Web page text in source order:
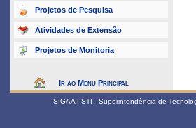
Projetos de Pesquisa
Atividades de Extensão
Projetos de Monitoria
Ir ao Menu Principal
SIGAA | STI - Superintendência de